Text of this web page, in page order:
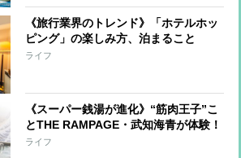
《旅行業界のトレンド》「ホテルホッ
ピング」の楽しみ方、泊まること
を“体験”として捉え、1泊目と2泊目で
ライフ
《スーパー銭湯が進化》“筋肉王子”こ
とTHE RAMPAGE・武知海青が体験！
「絶景＆美食」「都会のオアシス」な
ライフ